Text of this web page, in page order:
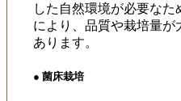
した自然環境が必要な
により、品質や栽培量が
あります。
● 菌床栽培